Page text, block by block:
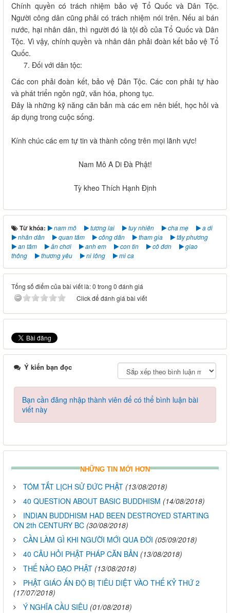
Chính quyền có trách nhiệm bảo vệ Tổ Quốc và Dân Tộc.
Người công dân cũng phải có trách nhiệm nói trên. Nếu ai bán
nước, hại nhân dân, thì người đó là tội đồ của Tổ Quốc và Dân
Tộc. Vì vậy, chính quyền và nhân dân phải đoàn kết bảo vệ Tổ
Quốc.
Đối với dân tộc:
Các con phải đoàn kết, bảo vệ Dân Tộc. Các con phải tự hào
và phát triển ngôn ngữ, văn hóa, phong tục.
Đây là những kỹ năng căn bản mà các em nên biết, học hỏi và
áp dụng trong cuộc sống.
Kính chúc các em tự tin và thành công trên mọi lãnh vực!
Nam Mô A Di Đà Phật!
Tỳ kheo Thích Hạnh Định
Từ khóa: nam mô tương lai tuy nhiên cha mẹ
a di
nhân dân
quan tâm công dân tham gia
tây phương
an tâm
ăn chơi anh em con tin cô đơn
giao
thông
thương yêu ni lông mi ca
Tổng số điểm của bài viết là: 0 trong 0 đánh giá
Click để đánh giá bài viết
Ý kiến bạn đọc
Bạn cần đăng nhập thành viên để có thể bình luận bài
viết này
NHỮNG TIN MỚI HƠN
TÓM TẮT LỊCH SỬ ĐỨC PHẬT (13/08/2018)
40 QUESTION ABOUT BASIC BUDDHISM (14/08/2018)
INDIAN BUDDHISM HAD BEEN DESTROYED STARTING
ON 2th CENTURY BC (30/08/2018)
CẦN LÀM GÌ KHI NGƯỜI MỚI QUA ĐỜI (05/09/2018)
40 CÂU HỎI PHẬT PHÁP CĂN BẢN (13/08/2018)
THẾ NÀO ĐẠO PHẬT (13/08/2018)
PHẬT GIÁO ẤN ĐỘ BỊ TIÊU DIỆT VÀO THẾ KỶ THỨ 2
(17/07/2018)
Ý NGHĨA CẦU SIÊU (01/08/2018)